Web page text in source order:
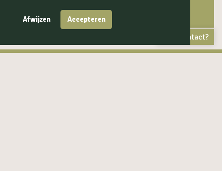
Afwijzen Accepteren
Contact?
Kosten en verzekering